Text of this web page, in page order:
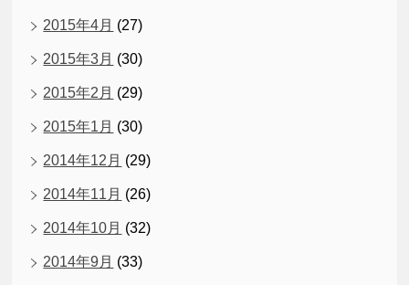
2015年4月 (27)
2015年3月 (30)
2015年2月 (29)
2015年1月 (30)
2014年12月 (29)
2014年11月 (26)
2014年10月 (32)
2014年9月 (33)